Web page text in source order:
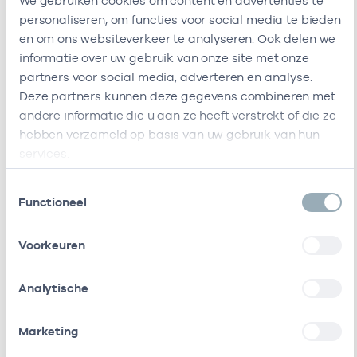
personaliseren, om functies voor social media te bieden
en om ons websiteverkeer te analyseren. Ook delen we
informatie over uw gebruik van onze site met onze
partners voor social media, adverteren en analyse.
Deze partners kunnen deze gegevens combineren met
andere informatie die u aan ze heeft verstrekt of die ze
hebben verzameld op basis van uw gebruik van hun
Functioneel
Voorkeuren
Analytische
Marketing
Bij deze onderneming werken de volgende
zorgverleners
Naam Rol AGB-code
Heuvel
M.K. Selles
J.A. Van
Ijperen-Knol